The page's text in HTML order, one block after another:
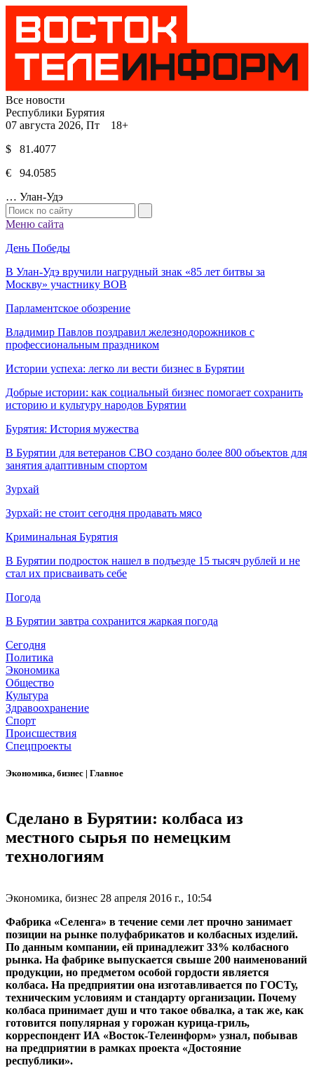
Все новости
Республики Бурятия
07 августа 2026, Пт 18+
$ 81.4077
€ 94.0585
… Улан-Удэ
Меню сайта
День Победы
В Улан-Удэ вручили нагрудный знак «85 лет битвы за
Москву» участнику ВОВ
Парламентское обозрение
Владимир Павлов поздравил железнодорожников с
профессиональным праздником
Истории успеха: легко ли вести бизнес в Бурятии
Добрые истории: как социальный бизнес помогает сохранить
историю и культуру народов Бурятии
Бурятия: История мужества
В Бурятии для ветеранов СВО создано более 800 объектов для
занятия адаптивным спортом
Зурхай
Зурхай: не стоит сегодня продавать мясо
Криминальная Бурятия
В Бурятии подросток нашел в подъезде 15 тысяч рублей и не
стал их присваивать себе
Погода
В Бурятии завтра сохранится жаркая погода
Сегодня
Политика
Экономика
Общество
Культура
Здравоохранение
Спорт
Происшествия
Спецпроекты
Экономика, бизнес | Главное
Сделано в Бурятии: колбаса из
местного сырья по немецким
технологиям
Экономика, бизнес 28 апреля 2016 г., 10:54
Фабрика «Селенга» в течение семи лет прочно занимает
позиции на рынке полуфабрикатов и колбасных изделий.
По данным компании, ей принадлежит 33% колбасного
рынка. На фабрике выпускается свыше 200 наименований
продукции, но предметом особой гордости является
колбаса. На предприятии она изготавливается по ГОСТу,
техническим условиям и стандарту организации. Почему
колбаса принимает душ и что такое обвалка, а так же, как
готовится популярная у горожан курица-гриль,
корреспондент ИА «Восток-Телеинформ» узнал, побывав
на предприятии в рамках проекта «Достояние
республики».